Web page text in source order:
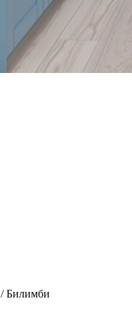
/ Билимби